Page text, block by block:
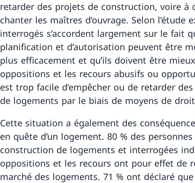
retarder des projets de construction, voire à
chanter les maîtres d’ouvrage. Selon l’étude
interrogés s’accordent largement sur le fait
planification et d’autorisation peuvent être
plus efficacement et qu’ils doivent être
oppositions et les recours abusifs ou
est trop facile d’empêcher ou de retarder
de logements par le biais de moyens de
Cette situation a également des
en quête d’un logement. 80 % des
construction de logements et interrogées
oppositions et les recours ont pour effet de
marché des logements. 71 % ont déclaré